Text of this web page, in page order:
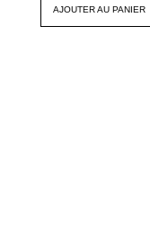
AJOUTER AU PANIER